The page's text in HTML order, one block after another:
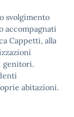
svolgimento
accompagnati
Cappetti, alla
genitori.
abitazioni.